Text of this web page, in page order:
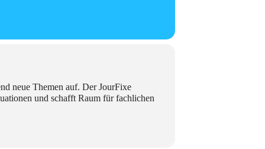
neue Themen auf. Der JourFixe
und schafft Raum für fachlichen